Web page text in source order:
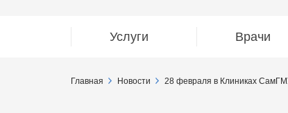
Услуги Врачи
Главная Новости 28 февраля в Клиниках